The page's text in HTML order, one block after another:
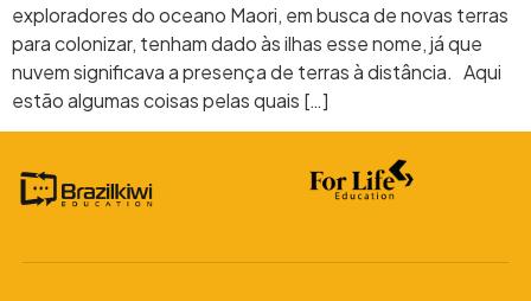
exploradores do oceano Maori, em busca de novas terras
para colonizar, tenham dado às ilhas esse nome, já que
nuvem significava a presença de terras à distância. Aqui
estão algumas coisas pelas quais […]